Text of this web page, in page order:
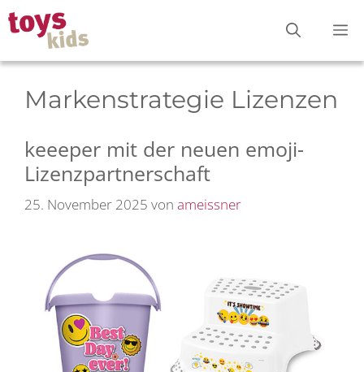
Zum
Inhalt
springen
Markenstrategie Lizenzen
keeeper mit der neuen emoji-
Lizenzpartnerschaft
25. November 2025 von ameissner